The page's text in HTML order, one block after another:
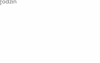
płatności